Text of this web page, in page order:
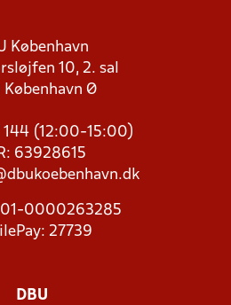
København
10, 2. sal
København Ø
144 (12:00-15:00)
63928615
0000263285
27739
DBU